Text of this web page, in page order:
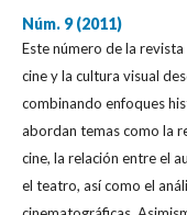
Núm. 9 (2011)
Este número de la
cine y la cultura visual
combinando enfoques
abordan temas como la
cine, la relación entre el
el teatro, así como el